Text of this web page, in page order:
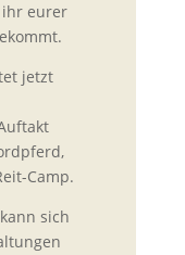
ihr eurer
jetzt
Camp.
sich